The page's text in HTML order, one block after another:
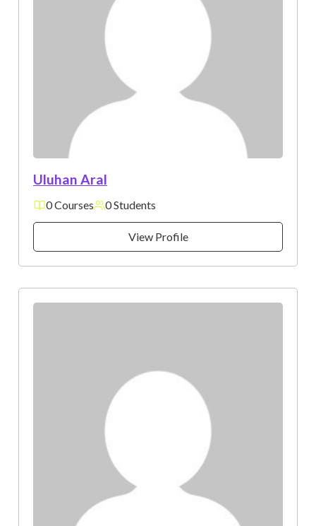
Uluhan Aral
0 Courses 0 Students
View Profile